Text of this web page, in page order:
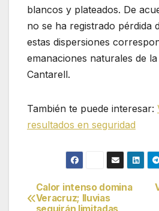
blancos y plateados. De
no se ha registrado pérdida
estas dispersiones
emanaciones naturales de
Cantarell.
También te puede interesar:
resultados en seguridad
Navegación
Calor intenso domina
Veracruz; lluvias